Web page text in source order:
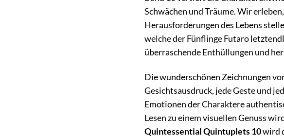
Schwächen und Träume. Wir
Herausforderungen des Lebens
welche der Fünflinge Futaro
überraschende Enthüllungen und
Die wunderschönen Zeichnungen
Gesichtsausdruck, jede Geste und
Emotionen der Charaktere
Lesen zu einem visuellen Genuss
Quintessential Quintuplets 10wird